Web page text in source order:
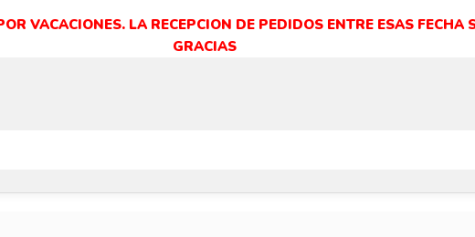
VACACIONES. LA RECEPCION DE PEDIDOS ENTRE ESAS
GRACIAS